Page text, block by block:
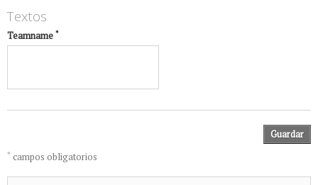
Textos
Teamname *
Guardar
* campos obligatorios